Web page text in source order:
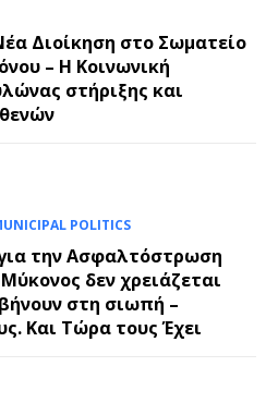
Διοίκηση στο Σωματείο
– Η Κοινωνική
στήριξης και
POLITICS
την Ασφαλτόστρωση
δεν χρειάζεται
στη σιωπή –
Και Τώρα τους Έχει